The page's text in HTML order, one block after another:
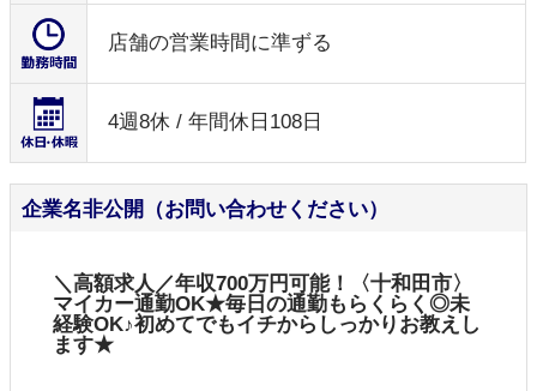
店舗の営業時間に準ずる
4週8休 / 年間休日108日
企業名非公開（お問い合わせください）
＼高額求人／年収700万円可能！〈十和田市〉
マイカー通勤OK★毎日の通勤もらくらく◎未
経験OK♪初めてでもイチからしっかりお教えし
ます★